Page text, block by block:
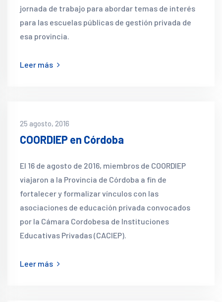
jornada de trabajo para abordar temas de interés
para las escuelas públicas de gestión privada de
esa provincia.
Leer más
25 agosto, 2016
COORDIEP en Córdoba
El 16 de agosto de 2016, miembros de COORDIEP
viajaron a la Provincia de Córdoba a fin de
fortalecer y formalizar vínculos con las
asociaciones de educación privada convocados
por la Cámara Cordobesa de Instituciones
Educativas Privadas (CACIEP).
Leer más